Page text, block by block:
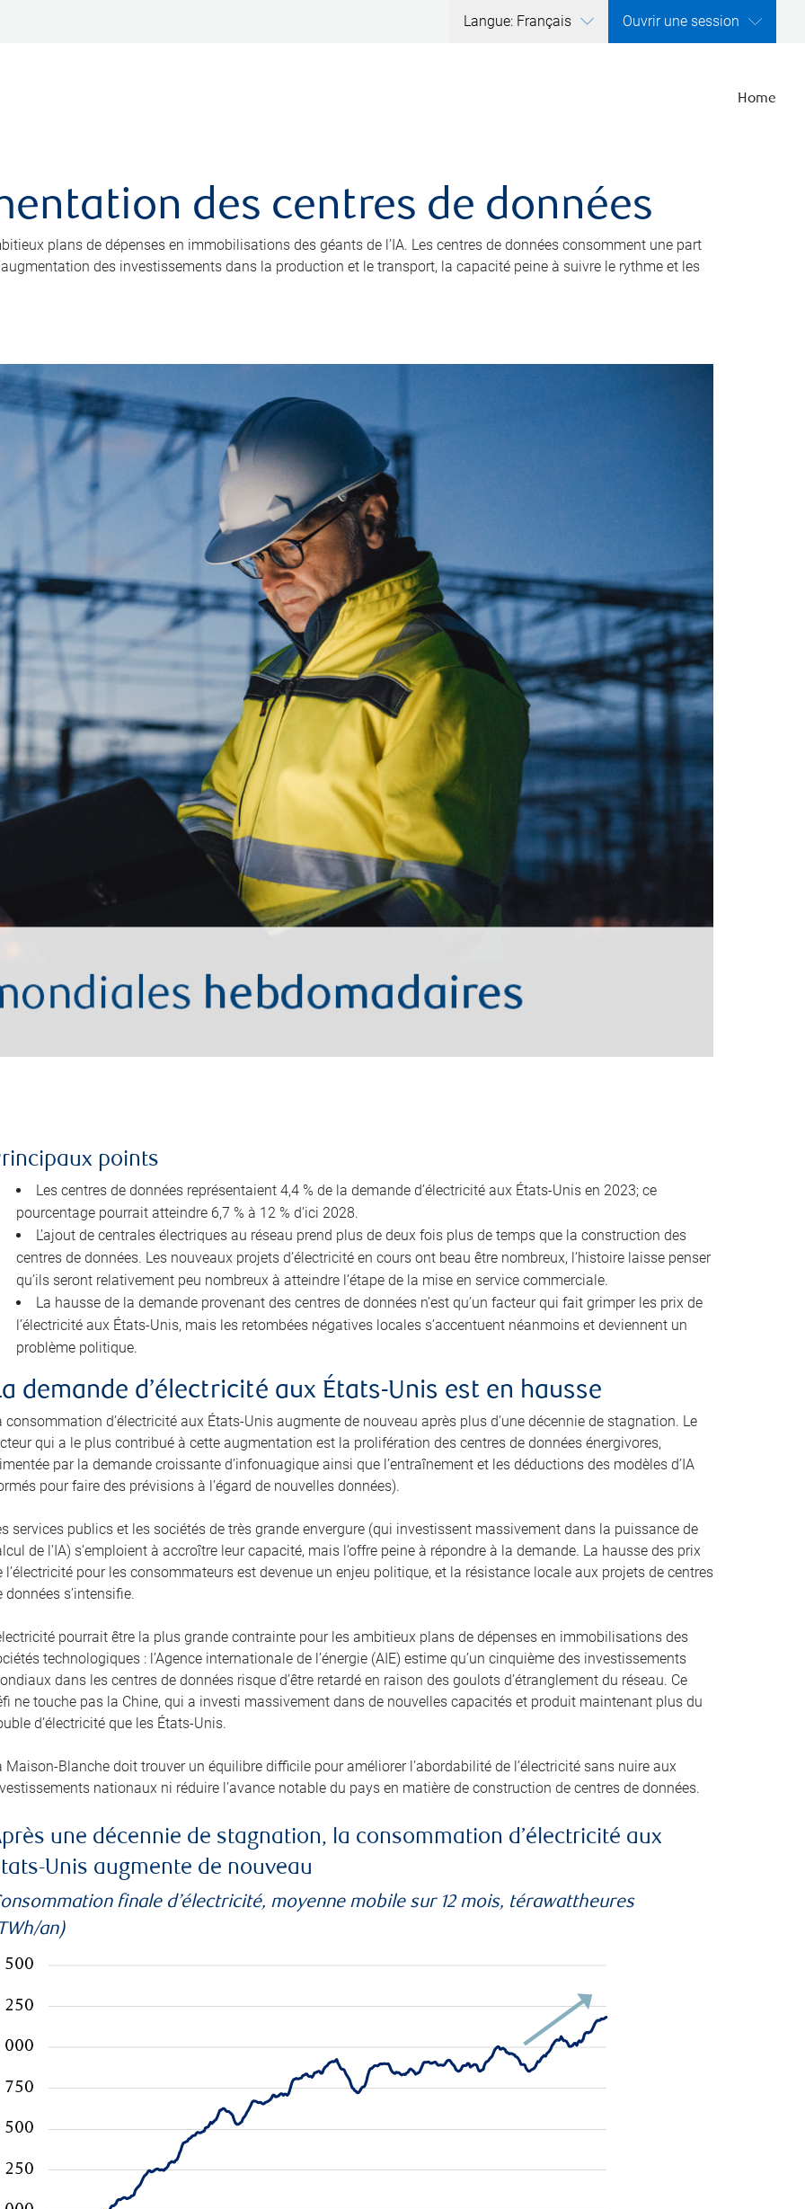
Langue: Français Ouvrir une session
Home
des centres de données
plans de dépenses en immobilisations des géants de l’IA. Les centres de données consomment une part
des investissements dans la production et le transport, la capacité peine à suivre le rythme et les
points
Les centres de données représentaient 4,4 % de la demande d’électricité aux États-Unis en 2023; ce
pourcentage pourrait atteindre 6,7 % à 12 % d’ici 2028.
L’ajout de centrales électriques au réseau prend plus de deux fois plus de temps que la construction des
centres de données. Les nouveaux projets d’électricité en cours ont beau être nombreux, l’histoire laisse penser
qu’ils seront relativement peu nombreux à atteindre l’étape de la mise en service commerciale.
La hausse de la demande provenant des centres de données n’est qu’un facteur qui fait grimper les prix de
l’électricité aux États-Unis, mais les retombées négatives locales s’accentuent néanmoins et deviennent un
problème politique.
demande d’électricité aux États-Unis est en hausse
consommation d’électricité aux États-Unis augmente de nouveau après plus d’une décennie de stagnation. Le
qui a le plus contribué à cette augmentation est la prolifération des centres de données énergivores,
par la demande croissante d’infonuagique ainsi que l’entraînement et les déductions des modèles d’IA
pour faire des prévisions à l’égard de nouvelles données).
services publics et les sociétés de très grande envergure (qui investissent massivement dans la puissance de
de l’IA) s’emploient à accroître leur capacité, mais l’offre peine à répondre à la demande. La hausse des prix
l’électricité pour les consommateurs est devenue un enjeu politique, et la résistance locale aux projets de centres
données s’intensifie.
pourrait être la plus grande contrainte pour les ambitieux plans de dépenses en immobilisations des
technologiques : l’Agence internationale de l’énergie (AIE) estime qu’un cinquième des investissements
dans les centres de données risque d’être retardé en raison des goulots d’étranglement du réseau. Ce
ne touche pas la Chine, qui a investi massivement dans de nouvelles capacités et produit maintenant plus du
d’électricité que les États-Unis.
Maison-Blanche doit trouver un équilibre difficile pour améliorer l’abordabilité de l’électricité sans nuire aux
nationaux ni réduire l’avance notable du pays en matière de construction de centres de données.
une décennie de stagnation, la consommation d’électricité aux
Unis augmente de nouveau
finale d’électricité, moyenne mobile sur 12 mois, térawattheures
an)